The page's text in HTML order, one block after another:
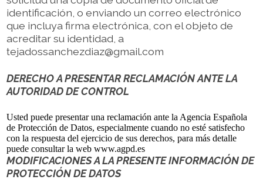
identificación, o enviando un correo electrónico
que incluya firma electrónica, con el objeto de
acreditar su identidad, a
tejadossanchezdiaz@gmail.com
DERECHO A PRESENTAR RECLAMACIÓN ANTE LA
AUTORIDAD DE CONTROL
Usted puede presentar una reclamación ante la Agencia Española
de Protección de Datos, especialmente cuando no esté satisfecho
con la respuesta del ejercicio de sus derechos, para más detalle
puede consultar la web www.agpd.es
MODIFICACIONES A LA PRESENTE INFORMACIÓN DE
PROTECCIÓN DE DATOS